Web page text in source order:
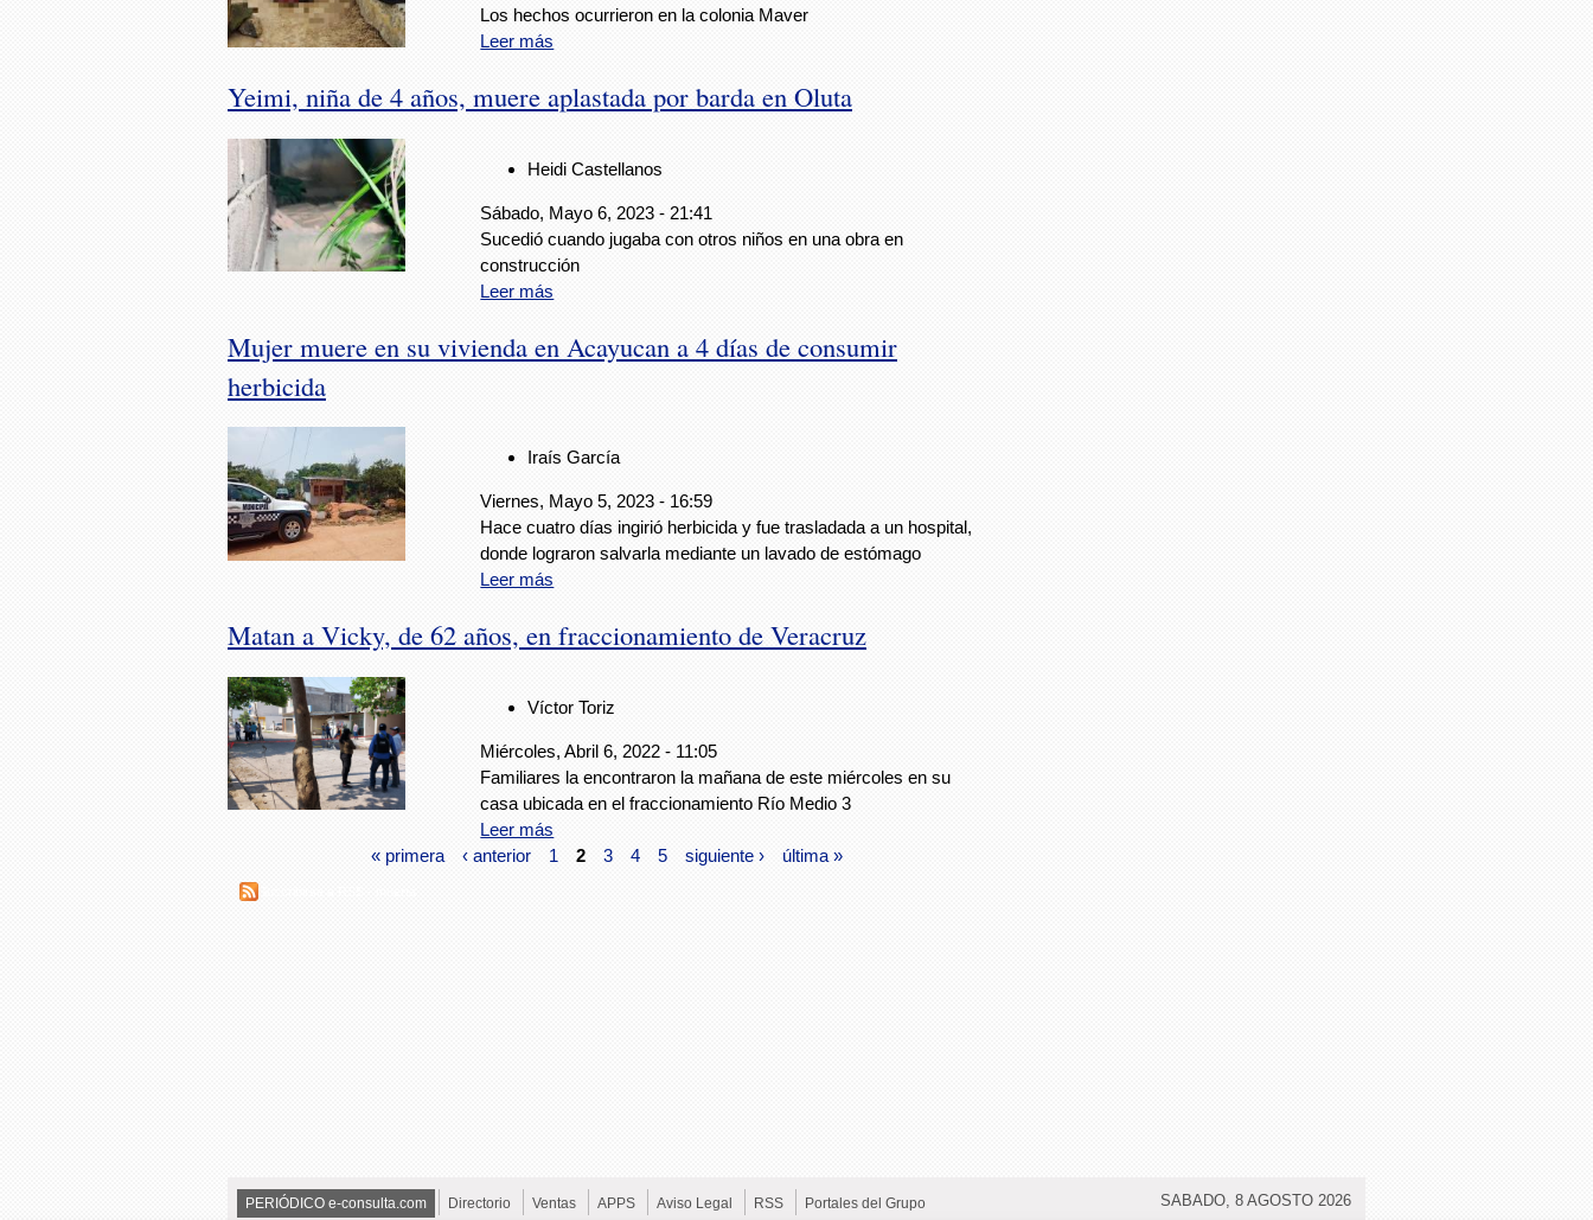
Los hechos ocurrieron en la colonia Maver
Leer más
Yeimi, niña de 4 años, muere aplastada por barda en Oluta
Heidi Castellanos
Sábado, Mayo 6, 2023 - 21:41
Sucedió cuando jugaba con otros niños en una obra en
construcción
Leer más
Mujer muere en su vivienda en Acayucan a 4 días de consumir
herbicida
Iraís García
Viernes, Mayo 5, 2023 - 16:59
Hace cuatro días ingirió herbicida y fue trasladada a un hospital,
donde lograron salvarla mediante un lavado de estómago
Leer más
Matan a Vicky, de 62 años, en fraccionamiento de Veracruz
Víctor Toriz
Miércoles, Abril 6, 2022 - 11:05
Familiares la encontraron la mañana de este miércoles en su
casa ubicada en el fraccionamiento Río Medio 3
Leer más
« primera
‹ anterior 1 2 3 4 5 siguiente › última »
PERIÓDICO e-consulta.com Directorio Ventas APPS Aviso Legal RSS Portales del Grupo SABADO, 8 AGOSTO 2026